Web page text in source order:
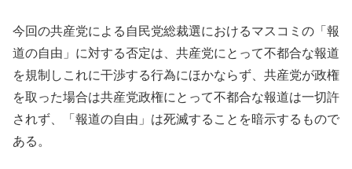
今回の共産党による自民党総裁選におけるマスコミの「報
道の自由」に対する否定は、共産党にとって不都合な報道
を規制しこれに干渉する行為にほかならず、共産党が政権
を取った場合は共産党政権にとって不都合な報道は一切許
されず、「報道の自由」は死滅することを暗示するもので
ある。